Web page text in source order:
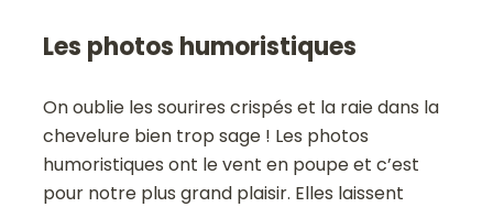
Les photos humoristiques
On oublie les sourires crispés et la raie dans la
chevelure bien trop sage ! Les photos
humoristiques ont le vent en poupe et c’est
pour notre plus grand plaisir. Elles laissent